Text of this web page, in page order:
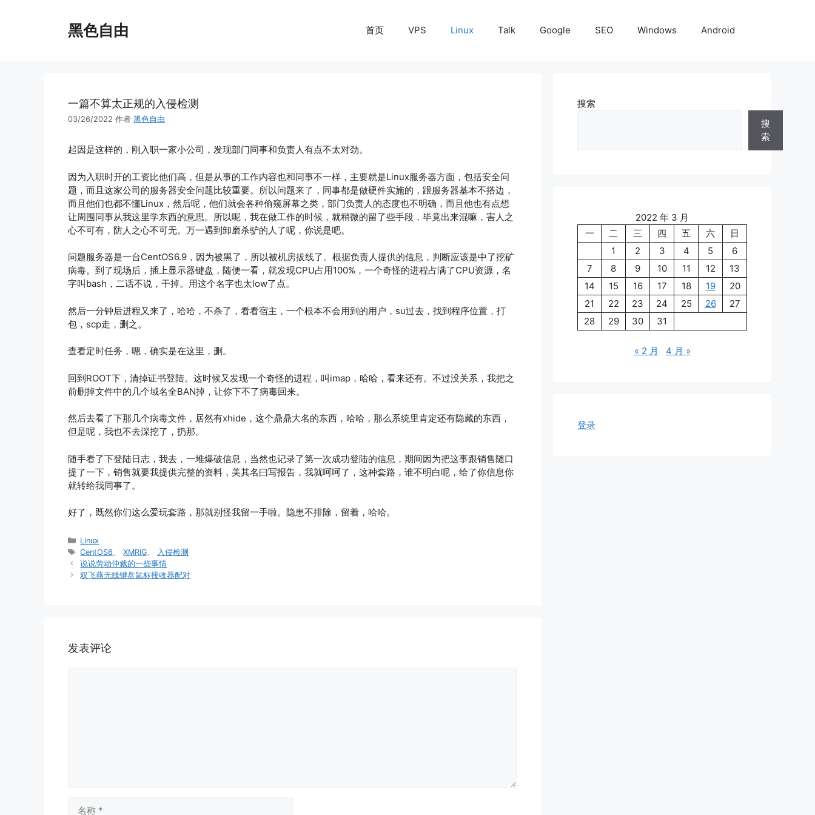
黑色自由 首页 VPS Linux Talk Google SEO Windows Android
一篇不算太正规的入侵检测
03/26/2022 作者 黑色自由
起因是这样的，刚入职一家小公司，发现部门同事和负责人有点不太对劲。
因为入职时开的工资比他们高，但是从事的工作内容也和同事不一样，主要就是Linux服务器方面，包括安全问
题，而且这家公司的服务器安全问题比较重要。所以问题来了，同事都是做硬件实施的，跟服务器基本不搭边，
而且他们也都不懂Linux，然后呢，他们就会各种偷窥屏幕之类，部门负责人的态度也不明确，而且他也有点想
让周围同事从我这里学东西的意思。所以呢，我在做工作的时候，就稍微的留了些手段，毕竟出来混嘛，害人之
心不可有，防人之心不可无。万一遇到卸磨杀驴的人了呢，你说是吧。
问题服务器是一台CentOS6.9，因为被黑了，所以被机房拔线了。根据负责人提供的信息，判断应该是中了挖矿
病毒。到了现场后，插上显示器键盘，随便一看，就发现CPU占用100%，一个奇怪的进程占满了CPU资源，名
字叫bash，二话不说，干掉。用这个名字也太low了点。
然后一分钟后进程又来了，哈哈，不杀了，看看宿主，一个根本不会用到的用户，su过去，找到程序位置，打
包，scp走，删之。
查看定时任务，嗯，确实是在这里，删。
回到ROOT下，清掉证书登陆。这时候又发现一个奇怪的进程，叫imap，哈哈，看来还有。不过没关系，我把之
前删掉文件中的几个域名全BAN掉，让你下不了病毒回来。
然后去看了下那几个病毒文件，居然有xhide，这个鼎鼎大名的东西，哈哈，那么系统里肯定还有隐藏的东西，
但是呢，我也不去深挖了，扔那。
随手看了下登陆日志，我去，一堆爆破信息，当然也记录了第一次成功登陆的信息，期间因为把这事跟销售随口
提了一下，销售就要我提供完整的资料，美其名曰写报告，我就呵呵了，这种套路，谁不明白呢，给了你信息你
就转给我同事了。
好了，既然你们这么爱玩套路，那就别怪我留一手啦。隐患不排除，留着，哈哈。
分
类
Linux
标
签
CentOS6 、XMRIG
入侵检测
说说劳动仲裁的一些事情
双飞燕无线键盘鼠标接收器配对
发表评论
搜索
搜
索
2022 年 3 月
一
二 三 四 五 六
日
1
2 3 4 5
6
7
8 9 10 11 12
13
14
15 16 17 18 19
20
21
22 23 24 25 26
27
28
29 30 31
« 2 月 4 月 »
登录